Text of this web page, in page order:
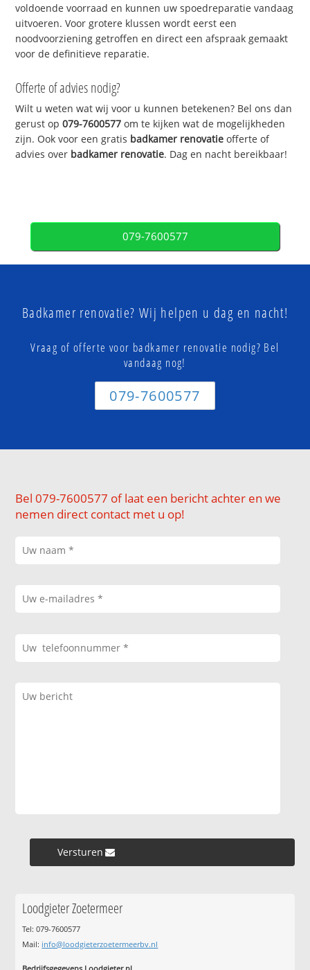
voldoende voorraad en kunnen uw spoedreparatie vandaag
uitvoeren. Voor grotere klussen wordt eerst een
noodvoorziening getroffen en direct een afspraak gemaakt
voor de definitieve reparatie.
Offerte of advies nodig?
Wilt u weten wat wij voor u kunnen betekenen? Bel ons dan
gerust op079-7600577 om te kijken wat de mogelijkheden
zijn. Ook voor een gratis badkamer renovatie offerte of
advies over badkamer renovatie. Dag en nacht bereikbaar!
079-7600577
Badkamer renovatie? Wij helpen u dag en nacht!
Vraag of offerte voor badkamer renovatie nodig? Bel
vandaag nog!
079-7600577
Bel 079-7600577 of laat een bericht achter en we
nemen direct contact met u op!
Versturen »
Loodgieter Zoetermeer
Tel: 079-7600577
Mail: info@loodgieterzoetermeerbv.nl